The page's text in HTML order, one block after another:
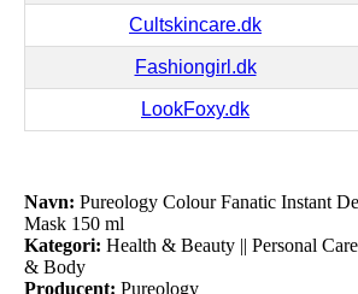
Cultskincare.dk
Fashiongirl.dk
LookFoxy.dk
Navn: Pureology Colour Fanatic Instant
Mask 150 ml
Kategori: Health & Beauty || Personal
& Body
Producent: Pureology